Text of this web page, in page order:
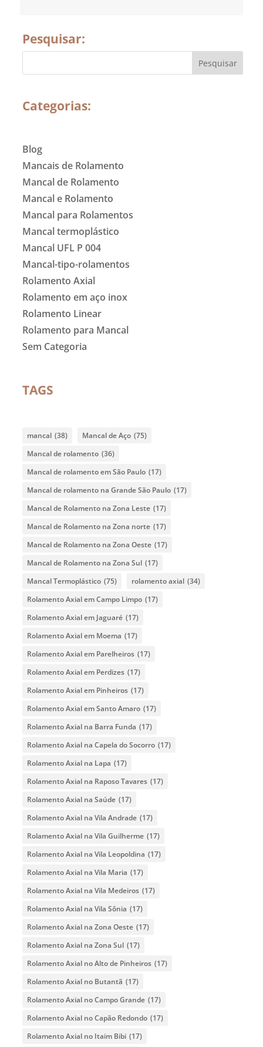
Pesquisar:
Categorias:
Blog
Mancais de Rolamento
Mancal de Rolamento
Mancal e Rolamento
Mancal para Rolamentos
Mancal termoplástico
Mancal UFL P 004
Mancal-tipo-rolamentos
Rolamento Axial
Rolamento em aço inox
Rolamento Linear
Rolamento para Mancal
Sem Categoria
TAGS
mancal (38) Mancal de Aço (75)
Mancal de rolamento (36)
Mancal de rolamento em São Paulo (17)
Mancal de rolamento na Grande São Paulo (17)
Mancal de Rolamento na Zona Leste (17)
Mancal de Rolamento na Zona norte (17)
Mancal de Rolamento na Zona Oeste (17)
Mancal de Rolamento na Zona Sul (17)
Mancal Termoplástico (75) rolamento axial (34)
Rolamento Axial em Campo Limpo (17)
Rolamento Axial em Jaguaré (17)
Rolamento Axial em Moema (17)
Rolamento Axial em Parelheiros (17)
Rolamento Axial em Perdizes (17)
Rolamento Axial em Pinheiros (17)
Rolamento Axial em Santo Amaro (17)
Rolamento Axial na Barra Funda (17)
Rolamento Axial na Capela do Socorro (17)
Rolamento Axial na Lapa (17)
Rolamento Axial na Raposo Tavares (17)
Rolamento Axial na Saúde (17)
Rolamento Axial na Vila Andrade (17)
Rolamento Axial na Vila Guilherme (17)
Rolamento Axial na Vila Leopoldina (17)
Rolamento Axial na Vila Maria (17)
Rolamento Axial na Vila Medeiros (17)
Rolamento Axial na Vila Sônia (17)
Rolamento Axial na Zona Oeste (17)
Rolamento Axial na Zona Sul (17)
Rolamento Axial no Alto de Pinheiros (17)
Rolamento Axial no Butantã (17)
Rolamento Axial no Campo Grande (17)
Rolamento Axial no Capão Redondo (17)
Rolamento Axial no Itaim Bibi (17)